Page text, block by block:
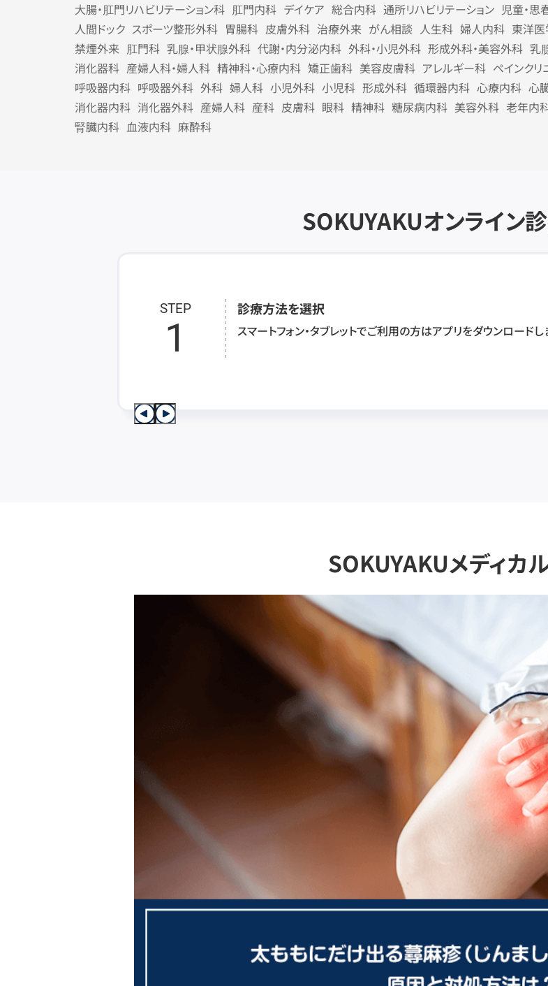
大腸・肛門リハビリテーション科 肛門内科 デイケア 総合内科 通所リハビリテーション 児童・思
人間ドック スポーツ整形外科 胃腸科 皮膚外科 治療外来 がん相談 人生科 婦人内科 東洋
禁煙外来 肛門科 乳腺・甲状腺外科 代謝・内分泌内科 外科・小児外科 形成外科・美容外科 乳
消化器科 産婦人科・婦人科 精神科・心療内科 矯正歯科 美容皮膚科 アレルギー科 ペインクリ
呼吸器内科 呼吸器外科 外科 婦人科 小児外科 小児科 形成外科 循環器内科 心療内科 心
消化器内科 消化器外科 産婦人科 産科 皮膚科 眼科 精神科 糖尿病内科 美容外科 老年内
腎臓内科 血液内科 麻酔科
SOKUYAKUオンライン
STEP
1
診療方法を選択
スマートフォン・タブレットでご利用の方はアプリをダウンロードし
SOKUYAKUメディカ